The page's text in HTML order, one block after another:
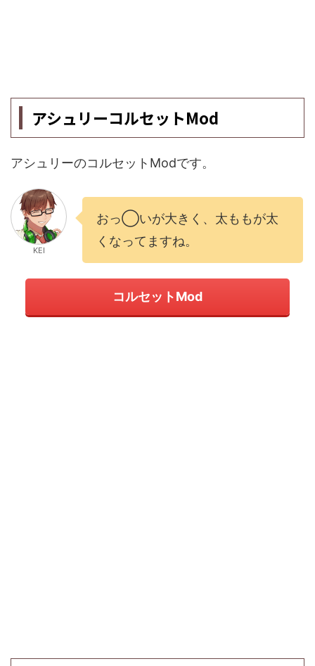
アシュリーコルセットMod
アシュリーのコルセットModです。
KEI
おっ◯いが大きく、太ももが太
くなってますね。
コルセットMod